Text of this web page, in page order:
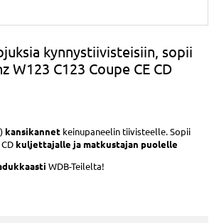
kynnystiivisteisiin, sopii
W123 C123 Coupe CE CD
kansikannet keinupaneelin tiivisteelle. Sopii
kuljettajalle ja matkustajan puolelle
WDB-Teilelta!